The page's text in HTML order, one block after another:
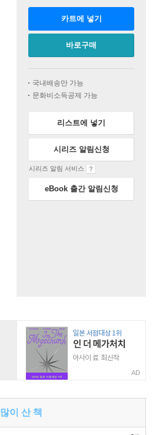
카트에 넣기
바로구매
국내배송만 가능
문화비소득공제 가능
리스트에 넣기
시리즈 알림신청
시리즈 알림 서비스
eBook 출간 알림신청
AD
많이 산 책